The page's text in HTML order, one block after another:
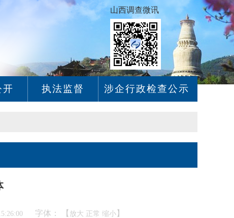
山西调查微讯
开 执法监督 涉企行政检查公示
字体： 【 放大 正常 缩小】